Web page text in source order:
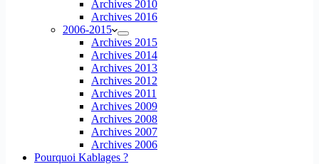
Archives 2010
Archives 2016
2006-2015
Archives 2015
Archives 2014
Archives 2013
Archives 2012
Archives 2011
Archives 2009
Archives 2008
Archives 2007
Archives 2006
Pourquoi Kablages ?